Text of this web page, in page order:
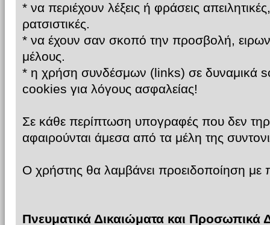
* να περιέχουν λέξεις ή φράσεις
ρατσιστικές.
* να έχουν σαν σκοπό την προσβολή,
μέλους.
* η χρήση συνδέσμων (links) σε δυναμικά
cookies για λόγους ασφαλείας!
Σε κάθε περίπτωση υπογραφές που δεν
αφαιρούνται άμεσα από τα μέλη της
Ο χρήστης θα λαμβάνει προειδοποίηση
Πνευματικά Δικαιώματα και Προσωπικά